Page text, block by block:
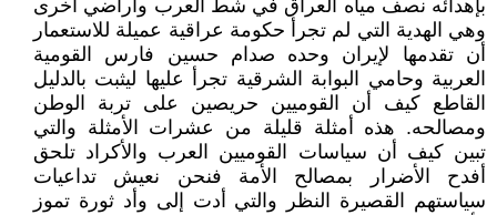
بإهدائه نصف مياه العراق في شط العرب وأراضي أخرى
وهي الهدية التي لم تجرأ حكومة عراقية عميلة للاستعمار
أن تقدمها لإيران وحده صدام حسين فارس القومية
العربية وحامي البوابة الشرقية تجرأ عليها ليثبت بالدليل
القاطع كيف أن القوميين حريصين على تربة الوطن
ومصالحه. هذه أمثلة قليلة من عشرات الأمثلة والتي
تبين كيف أن سياسات القوميين العرب والأكراد تلحق
أفدح الأضرار بمصالح الأمة فنحن نعيش تداعيات
سياستهم القصيرة النظر والتي أدت إلى وأد ثورة تموز